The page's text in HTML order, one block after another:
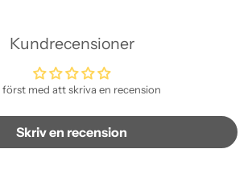
Kundrecensioner
först med att skriva en recension
Skriv en recension